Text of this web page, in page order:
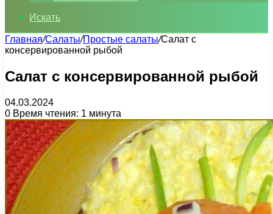
Искать
Главная/Салаты/Простые салаты/Салат с
консервированной рыбой
Салат с консервированной рыбой
04.03.2024
0 Время чтения: 1 минута